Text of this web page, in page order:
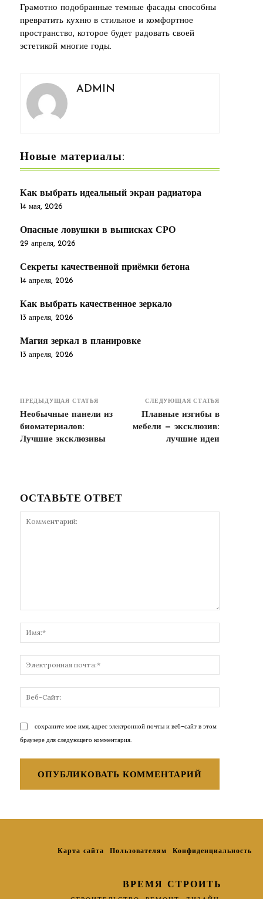
Грамотно подобранные темные фасады способны
превратить кухню в стильное и комфортное
пространство, которое будет радовать своей
эстетикой многие годы.
ADMIN
Новые материалы:
Как выбрать идеальный экран радиатора
14 мая, 2026
Опасные ловушки в выписках СРО
29 апреля, 2026
Секреты качественной приёмки бетона
14 апреля, 2026
Как выбрать качественное зеркало
13 апреля, 2026
Магия зеркал в планировке
13 апреля, 2026
ПРЕДЫДУЩАЯ СТАТЬЯ
Необычные панели из
биоматериалов:
Лучшие эксклюзивы
СЛЕДУЮЩАЯ СТАТЬЯ
Плавные изгибы в
мебели — эксклюзив:
лучшие идеи
ОСТАВЬТЕ ОТВЕТ
почта:*
Сайт:
сохраните мое имя, адрес электронной почты и веб-сайт в этом
браузере для следующего комментария.
Карта сайта Пользователям Конфиденциальность
ВРЕМЯ СТРОИТЬ